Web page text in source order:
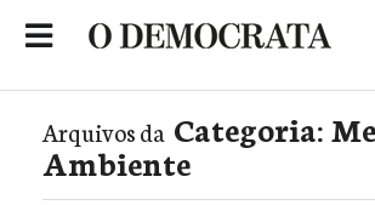
Arquivos da Categoria:
Ambiente